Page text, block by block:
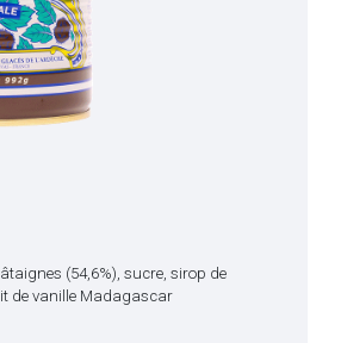
(54,6%), sucre, sirop de
de vanille Madagascar